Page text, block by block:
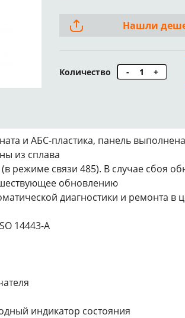
Нашли
Количество - +
и АБС-пластика, панель
из сплава
режиме связи 485). В случае сбоя
обновлению
диагностики и ремонта в
14443-A
индикатор состояния